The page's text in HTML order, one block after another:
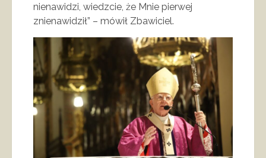
nienawidzi, wiedzcie, że Mnie pierwej
znienawidził” – mówił Zbawiciel.